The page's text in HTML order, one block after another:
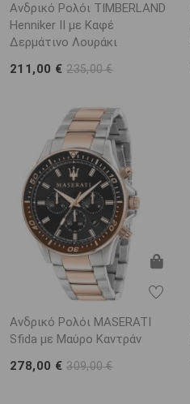
Ανδρικό Ρολόι TIMBERLAND
Henniker II με Καφέ
Δερμάτινο Λουράκι
211,00 €235,00 €
Ανδρικό Ρολόι MASERATI
Sfida με Μαύρο Καντράν
278,00 €309,00 €